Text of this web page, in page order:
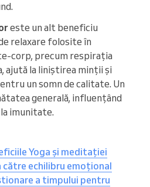
este un alt beneficiu
relaxare folosite în
corp, precum respirația
ajută la liniștirea minții și
un somn de calitate. Un
generală, influențând
imunitate.
Yoga și meditației
către echilibru emoțional
a timpului pentru